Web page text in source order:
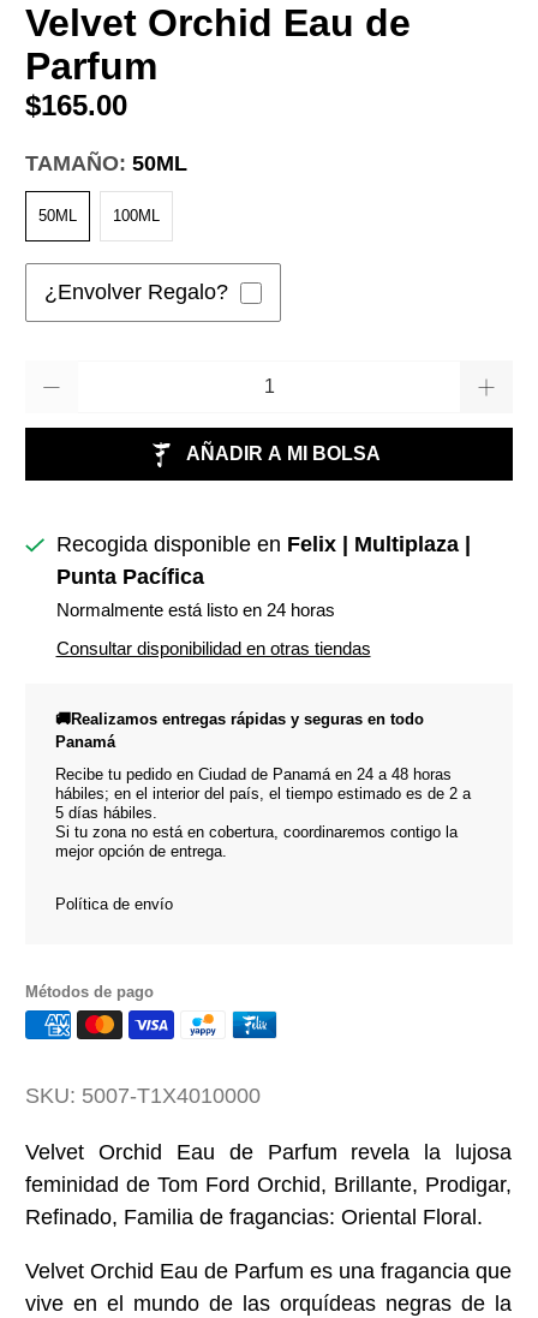
Velvet Orchid Eau de
Parfum
$165.00
TAMAÑO:50ML
50ML 100ML
¿Envolver Regalo?
AÑADIR A MI BOLSA
Recogida disponible en Felix | Multiplaza |
Punta Pacífica
Normalmente está listo en 24 horas
Consultar disponibilidad en otras tiendas
🚚Realizamos entregas rápidas y seguras en todo
Panamá
Recibe tu pedido en Ciudad de Panamá en 24 a 48 horas
hábiles; en el interior del país, el tiempo estimado es de 2 a
5 días hábiles.
Si tu zona no está en cobertura, coordinaremos contigo la
mejor opción de entrega.
Política de envío
Métodos de pago
SKU: 5007-T1X4010000
Velvet Orchid Eau de Parfum revela la lujosa
feminidad de Tom Ford Orchid, Brillante, Prodigar,
Refinado, Familia de fragancias: Oriental Floral.
Velvet Orchid Eau de Parfum es una fragancia que
vive en el mundo de las orquídeas negras de la